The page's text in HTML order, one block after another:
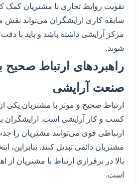
تقویت روابط تجاری با مشتریان کمک
سابقه کاری ارایشگران می‌تواند
مرکز آرایشی داشته باشد و باید با دقت
شوند.
راهبردهای ارتباط صحیح
صنعت آرایشی
ارتباط صحیح و موثر با مشتریان یکی
کسب و کار آرایشی است. ارایشگران
ارتباطی قوی می‌توانند مشتریان را
مشتریان دائمی تبدیل کنند. بنابراین،
بالا در برقراری ارتباط با مشتریان از
است.